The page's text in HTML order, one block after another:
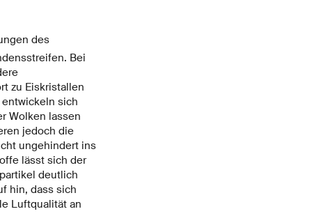
des
Bei
zu Eiskristallen
sich
Wolken lassen
jedoch die
ungehindert ins
lässt sich der
deutlich
hin, dass sich
Luftqualität an